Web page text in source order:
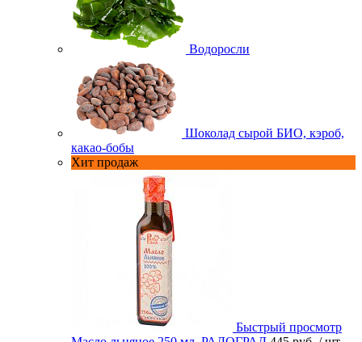
Водоросли
Шоколад сырой БИО, кэроб,
какао-бобы
Хит продаж
Быстрый просмотр